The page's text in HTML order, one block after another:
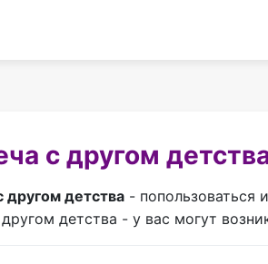
с другом
другом детства - попользоваться
детства - у вас могут